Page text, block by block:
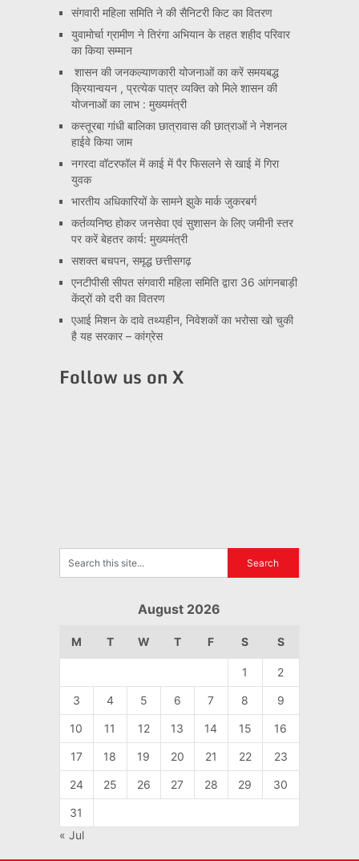
संगवारी महिला समिति ने की सैनिटरी किट का वितरण
युवामोर्चा ग्रामीण ने तिरंगा अभियान के तहत शहीद परिवार
का किया सम्मान
शासन की जनकल्याणकारी योजनाओं का करें समयबद्ध
क्रियान्वयन , प्रत्येक पात्र व्यक्ति को मिले शासन की
योजनाओं का लाभ : मुख्यमंत्री
कस्तूरबा गांधी बालिका छात्रावास की छात्राओं ने नेशनल
हाईवे किया जाम
नगरदा वॉटरफॉल में काई में पैर फिसलने से खाई में गिरा
युवक
भारतीय अधिकारियों के सामने झुके मार्क जुकरबर्ग
कर्तव्यनिष्ठ होकर जनसेवा एवं सुशासन के लिए जमीनी स्तर
पर करें बेहतर कार्य: मुख्यमंत्री
सशक्त बचपन, समृद्ध छत्तीसगढ़
एनटीपीसी सीपत संगवारी महिला समिति द्वारा 36 आंगनबाड़ी
केंद्रों को दरी का वितरण
एआई मिशन के दावे तथ्यहीन, निवेशकों का भरोसा खो चुकी
है यह सरकार – कांग्रेस
Follow us on X
August 2026
M T W T F S S
1 2
3 4 5 6 7 8 9
10 11 12 13 14 15 16
17 18 19 20 21 22 23
24 25 26 27 28 29 30
31
« Jul